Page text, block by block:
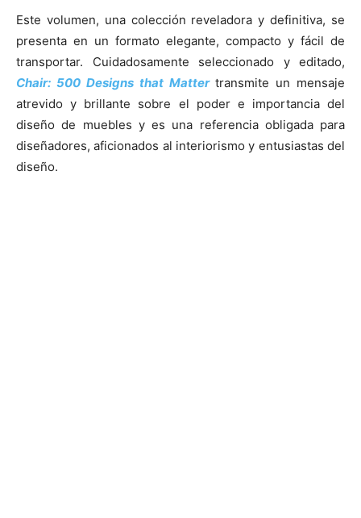
Este volumen, una colección reveladora y definitiva, se
presenta en un formato elegante, compacto y fácil de
transportar. Cuidadosamente seleccionado y editado,
Chair: 500 Designs that Matter transmite un mensaje
atrevido y brillante sobre el poder e importancia del
diseño de muebles y es una referencia obligada para
diseñadores, aficionados al interiorismo y entusiastas del
diseño.